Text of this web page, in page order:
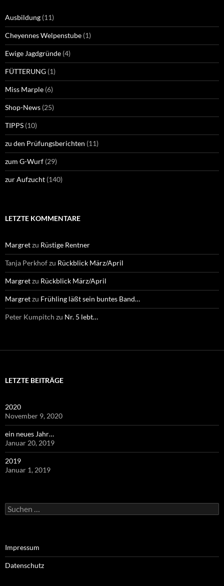
Ausbildung (11)
Cheyennes Welpenstube (1)
Ewige Jagdgründe (4)
FÜTTERUNG (1)
Miss Marple (6)
Shop-News (25)
TIPPS (10)
zu den Prüfungsberichten (11)
zum G-Wurf (29)
zur Aufzucht (140)
LETZTE KOMMENTARE
Margretzu Rüstige Rentner
Tanja Perkhofzu Rückblick März/April
Margretzu Rückblick März/April
Margretzu Frühling läßt sein buntes Band…
Peter Kumpitch zu Nr. 5 lebt…
LETZTE BEITRÄGE
2020
November 9, 2020
ein neues Jahr…
Januar 20, 2019
2019
Januar 1, 2019
Suchen
nach:
Impressum
Datenschutz